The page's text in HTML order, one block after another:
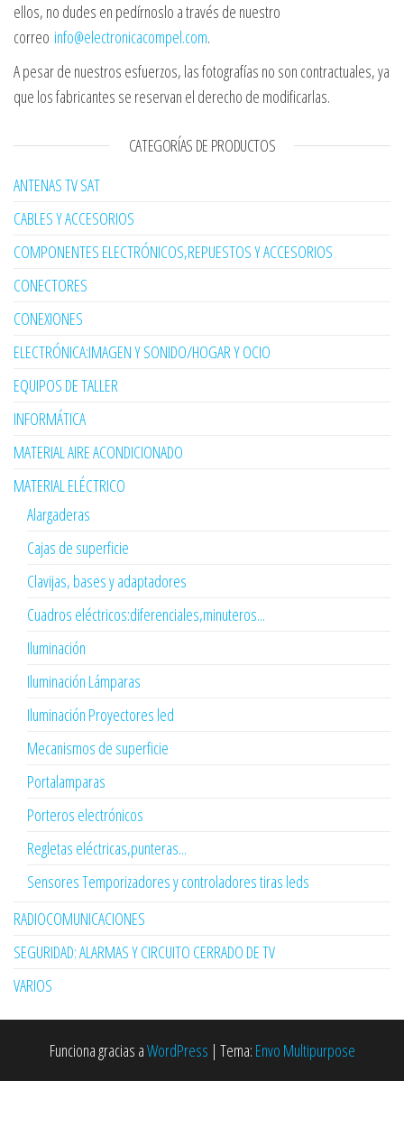
ellos, no dudes en pedírnoslo a través de nuestro
correo info@electronicacompel.com.
A pesar de nuestros esfuerzos, las fotografías no son contractuales, ya
que los fabricantes se reservan el derecho de modificarlas.
CATEGORÍAS DE PRODUCTOS
ANTENAS TV SAT
CABLES Y ACCESORIOS
COMPONENTES ELECTRÓNICOS,REPUESTOS Y ACCESORIOS
CONECTORES
CONEXIONES
ELECTRÓNICA:IMAGEN Y SONIDO/HOGAR Y OCIO
EQUIPOS DE TALLER
INFORMÁTICA
MATERIAL AIRE ACONDICIONADO
MATERIAL ELÉCTRICO
Alargaderas
Cajas de superficie
Clavijas, bases y adaptadores
Cuadros eléctricos:diferenciales,minuteros...
Iluminación
Iluminación Lámparas
Iluminación Proyectores led
Mecanismos de superficie
Portalamparas
Porteros electrónicos
Regletas eléctricas,punteras...
Sensores Temporizadores y controladores tiras leds
RADIOCOMUNICACIONES
SEGURIDAD: ALARMAS Y CIRCUITO CERRADO DE TV
VARIOS
Funciona gracias aWordPress | Tema: Envo Multipurpose